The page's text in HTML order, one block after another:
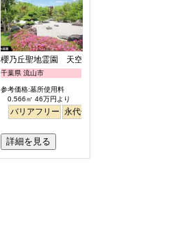
櫻乃丘聖地霊園 天空の郷
千葉県 流山市
参考価格:墓所使用料
0.566㎡ 46万円より
バリアフリー 永代供養
詳細を見る